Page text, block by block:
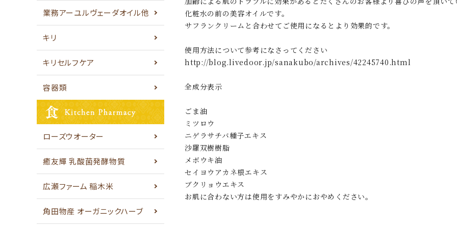
業務アーユルヴェーダオイル他
キリ
キリセルフケア
容器類
ローズウオーター
癒友輝 乳酸菌発酵物質
広瀬ファーム 稲木米
角田物産 オーガニックハーブ
化粧水の前の美容オイルです。
サフランクリームと合わせてご使用になるとより効果的です。
使用方法について参考になさってください
http://blog.livedoor.jp/sanakubo/archives/42245740.html
全成分表示
ごま油
ミツロウ
ニゲラサチバ種子エキス
沙羅双樹樹脂
メボウキ油
セイヨウアカネ根エキス
ブクリョウエキス
お肌に合わない方は使用をすみやかにおやめください。